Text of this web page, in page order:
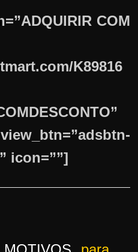
COM
K89816
icon=””]